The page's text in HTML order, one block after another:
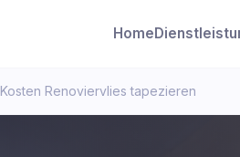
Home
Kosten Renoviervlies tapezieren